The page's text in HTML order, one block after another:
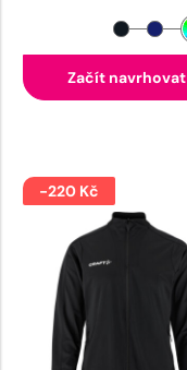
Začít navrhovat
-220 Kč